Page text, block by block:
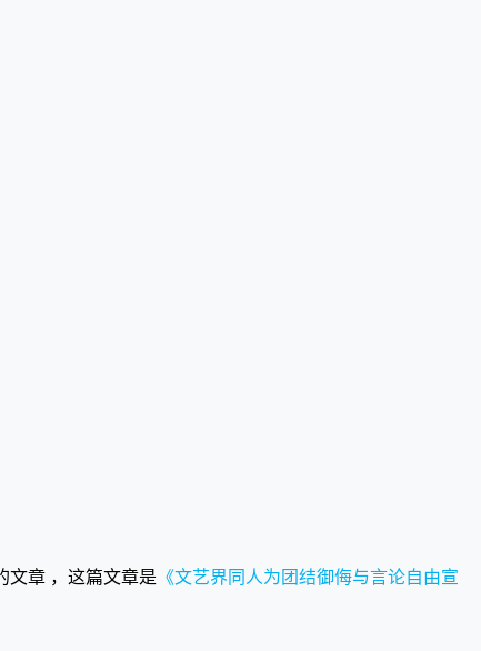
文章 ，这篇文章是 《文艺界同人为团结御侮与言论自由宣